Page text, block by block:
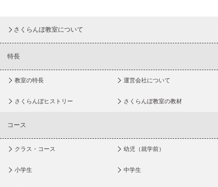
さくらんぼ教室について
特長
教室の特長 運営会社について
さくらんぼヒストリー さくらんぼ教室の教材
コース
クラス・コース 幼児（就学前）
小学生 中学生